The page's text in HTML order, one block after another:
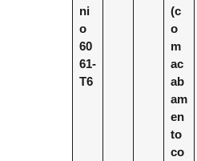
ni
o
60
61-
T6
(c
o
m
ac
ab
am
en
to
co